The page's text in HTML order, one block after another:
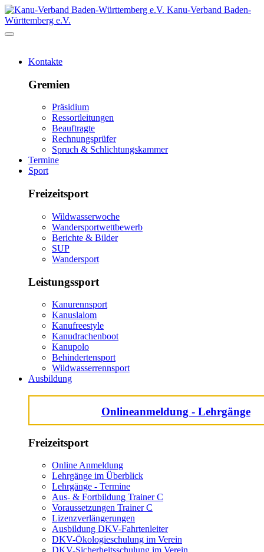
Kanu-Verband Baden-
Württemberg e.V.
Kontakte
Gremien
Präsidium
Ressortleitungen
Beauftragte
Rechnungsprüfer
Spruch & Schlichtungskammer
Termine
Sport
Freizeitsport
Wildwasserwoche
Wandersportwettbewerb
Berichte & Bilder
SUP
Wandersport
Leistungssport
Kanurennsport
Kanuslalom
Kanufreestyle
Kanudrachenboot
Kanupolo
Behindertensport
Wildwasserrennsport
Ausbildung
Onlineanmeldung - Lehrgänge
Freizeitsport
Online Anmeldung
Lehrgänge im Überblick
Lehrgänge - Termine
Aus- & Fortbildung Trainer C
Voraussetzungen Trainer C
Lizenzverlängerungen
Ausbildung DKV-Fahrtenleiter
DKV-Ökologieschulung im Verein